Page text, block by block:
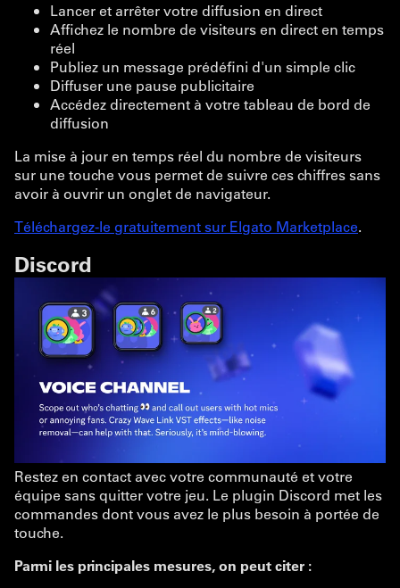
Lancer et arrêter votre diffusion en direct
Affichez le nombre de visiteurs en direct en temps
réel
Publiez un message prédéfini d'un simple clic
Diffuser une pause publicitaire
Accédez directement à votre tableau de bord de
diffusion
La mise à jour en temps réel du nombre de visiteurs
sur une touche vous permet de suivre ces chiffres sans
avoir à ouvrir un onglet de navigateur.
Téléchargez-le gratuitement sur Elgato Marketplace.
Discord
Restez en contact avec votre communauté et votre
équipe sans quitter votre jeu. Le plugin Discord met les
commandes dont vous avez le plus besoin à portée de
touche.
Parmi les principales mesures, on peut citer :